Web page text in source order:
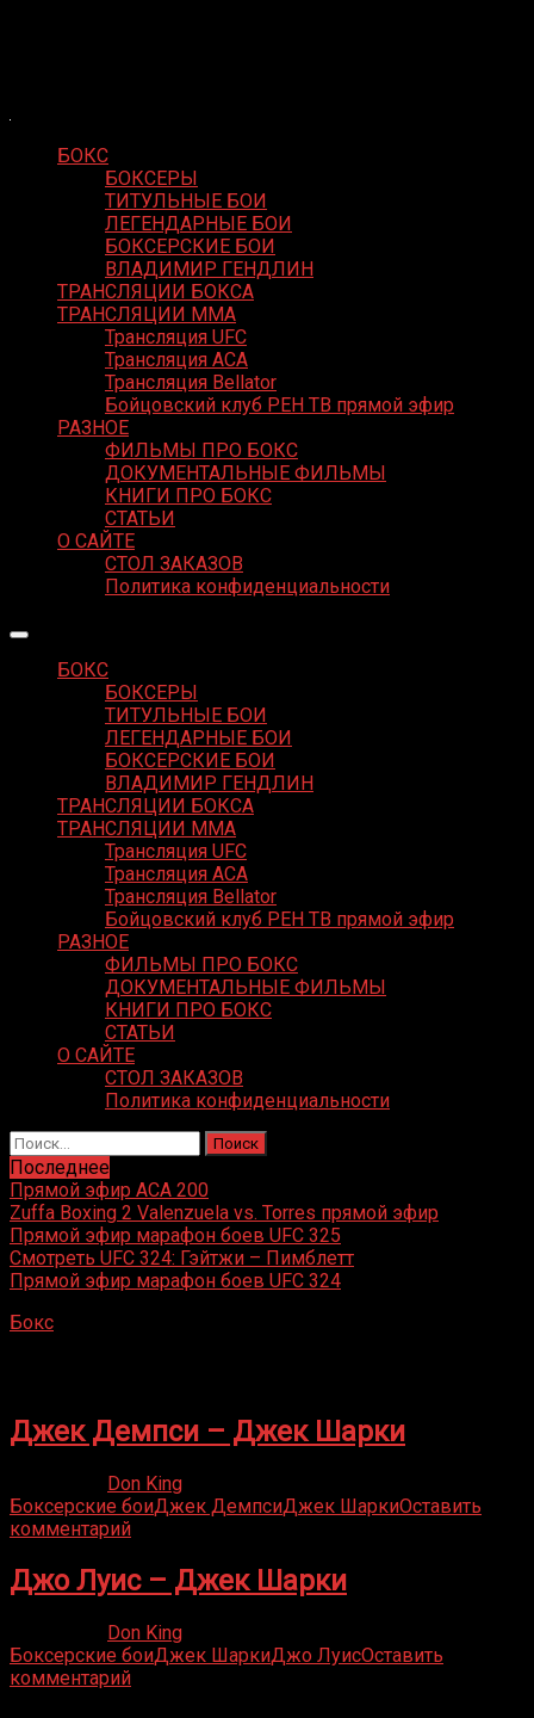
БОКС
БОКСЕРЫ
ТИТУЛЬНЫЕ БОИ
ЛЕГЕНДАРНЫЕ БОИ
БОКСЕРСКИЕ БОИ
ВЛАДИМИР ГЕНДЛИН
ТРАНСЛЯЦИИ БОКСА
ТРАНСЛЯЦИИ MMA
Трансляция UFC
Трансляция ACA
Трансляция Bellator
Бойцовский клуб РЕН ТВ прямой эфир
РАЗНОЕ
ФИЛЬМЫ ПРО БОКС
ДОКУМЕНТАЛЬНЫЕ ФИЛЬМЫ
КНИГИ ПРО БОКС
СТАТЬИ
О САЙТЕ
СТОЛ ЗАКАЗОВ
Политика конфиденциальности
БОКС
БОКСЕРЫ
ТИТУЛЬНЫЕ БОИ
ЛЕГЕНДАРНЫЕ БОИ
БОКСЕРСКИЕ БОИ
ВЛАДИМИР ГЕНДЛИН
ТРАНСЛЯЦИИ БОКСА
ТРАНСЛЯЦИИ MMA
Трансляция UFC
Трансляция ACA
Трансляция Bellator
Бойцовский клуб РЕН ТВ прямой эфир
РАЗНОЕ
ФИЛЬМЫ ПРО БОКС
ДОКУМЕНТАЛЬНЫЕ ФИЛЬМЫ
КНИГИ ПРО БОКС
СТАТЬИ
О САЙТЕ
СТОЛ ЗАКАЗОВ
Политика конфиденциальности
Найти:
Последнее
Прямой эфир ACA 200
Zuffa Boxing 2 Valenzuela vs. Torres прямой эфир
Прямой эфир марафон боев UFC 325
Смотреть UFC 324: Гэйтжи – Пимблетт
Прямой эфир марафон боев UFC 324
Бокс
Джек Демпси – Джек Шарки
Don King
Боксерские боиДжек ДемпсиДжек ШаркиОставить
комментарий
Джо Луис – Джек Шарки
Don King
Боксерские боиДжек ШаркиДжо ЛуисОставить
комментарий